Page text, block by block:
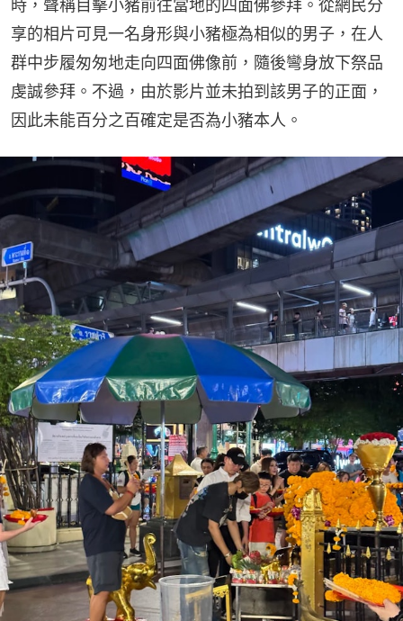
時，聲稱目擊小豬前往當地的四面佛參拜。從網民分
享的相片可見一名身形與小豬極為相似的男子，在人
群中步履匆匆地走向四面佛像前，隨後彎身放下祭品
虔誠參拜。不過，由於影片並未拍到該男子的正面，
因此未能百分之百確定是否為小豬本人。